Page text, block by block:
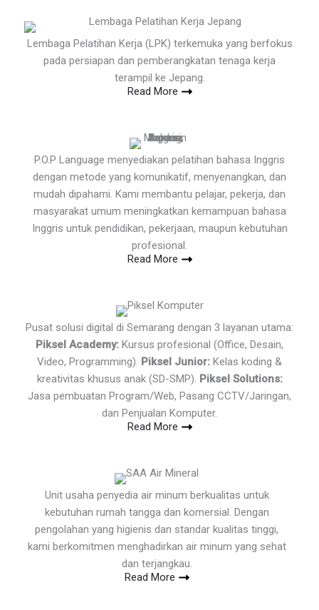
Lembaga Pelatihan Kerja (LPK) terkemuka yang berfokus
pada persiapan dan pemberangkatan tenaga kerja
terampil ke Jepang.
Read More
P.O.P Language menyediakan pelatihan bahasa Inggris
dengan metode yang komunikatif, menyenangkan, dan
mudah dipahami. Kami membantu pelajar, pekerja, dan
masyarakat umum meningkatkan kemampuan bahasa
Inggris untuk pendidikan, pekerjaan, maupun kebutuhan
profesional.
Read More
Pusat solusi digital di Semarang dengan 3 layanan utama:
Piksel Academy: Kursus profesional (Office, Desain,
Video, Programming). Piksel Junior: Kelas koding &
kreativitas khusus anak (SD-SMP). Piksel Solutions:
Jasa pembuatan Program/Web, Pasang CCTV/Jaringan,
dan Penjualan Komputer.
Read More
Unit usaha penyedia air minum berkualitas untuk
kebutuhan rumah tangga dan komersial. Dengan
pengolahan yang higienis dan standar kualitas tinggi,
kami berkomitmen menghadirkan air minum yang sehat
dan terjangkau.
Read More